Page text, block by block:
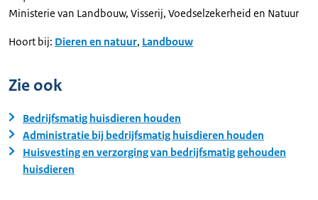
Ministerie van Landbouw, Visserij, Voedselzekerheid en Natuur
Hoort bij: Dieren en natuur, Landbouw
Zie ook
Bedrijfsmatig huisdieren houden
Administratie bij bedrijfsmatig huisdieren houden
Huisvesting en verzorging van bedrijfsmatig gehouden
huisdieren